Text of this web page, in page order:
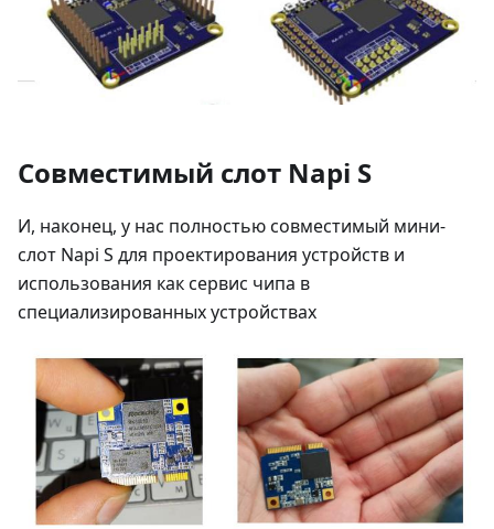
Совместимый слот Napi S
И, наконец, у нас полностью совместимый мини-
слот Napi S для проектирования устройств и
использования как сервис чипа в
специализированных устройствах